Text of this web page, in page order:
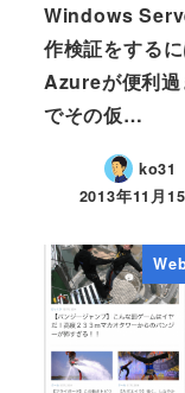
Windows
作検証をする
Azureが便利
でその仮…
ko31
2013年11月